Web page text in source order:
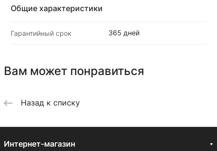
Общие характеристики
Гарантийный срок 365 дней
Вам может понравиться
Назад к списку
Интернет-магазин